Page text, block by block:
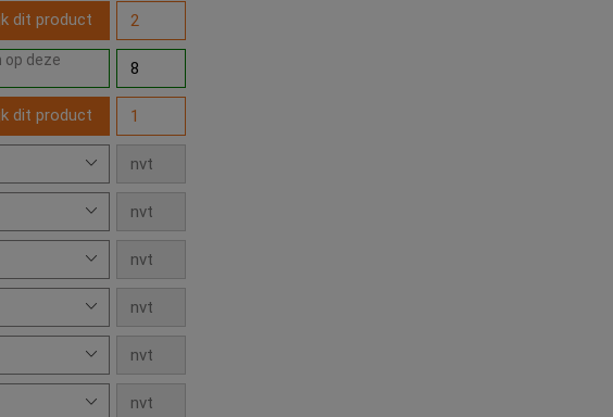
dit product
op deze
dit product